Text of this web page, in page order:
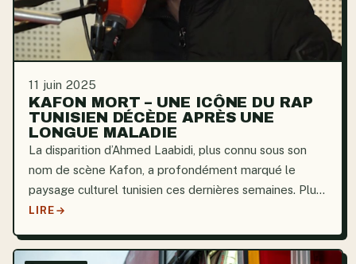
11 juin 2025
KAFON MORT – UNE ICÔNE DU RAP
TUNISIEN DÉCÈDE APRÈS UNE
LONGUE MALADIE
La disparition d’Ahmed Laabidi, plus connu sous son
nom de scène Kafon, a profondément marqué le
paysage culturel tunisien ces dernières semaines. Plus
qu’un simple rappeur pendant plus de dix ans, Kafon
LIRE